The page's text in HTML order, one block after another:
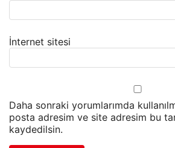
İnternet sitesi
Daha sonraki yorumlarımda
posta adresim ve site adresim bu
kaydedilsin.